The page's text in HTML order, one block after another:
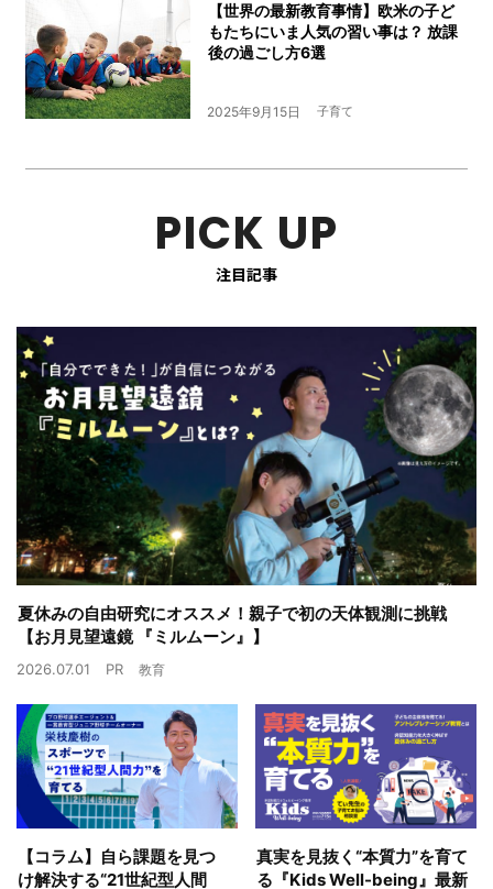
【世界の最新教育事情】欧米の子ど
もたちにいま人気の習い事は？ 放課
後の過ごし方6選
2025年9月15日 子育て
PICK UP
注目記事
夏休みの自由研究にオススメ！親子で初の天体観測に挑戦
【お月見望遠鏡 『ミルムーン』】
2026.07.01 PR 教育
【コラム】自ら課題を見つ
け解決する“21世紀型人間
真実を見抜く“本質力”を育て
る『Kids Well-being』最新